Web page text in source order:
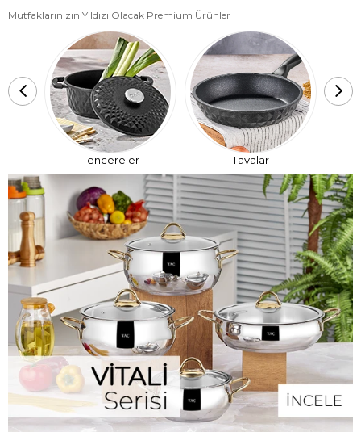
Mutfaklarınızın Yıldızı Olacak Premium Ürünler
Tencereler Tavalar